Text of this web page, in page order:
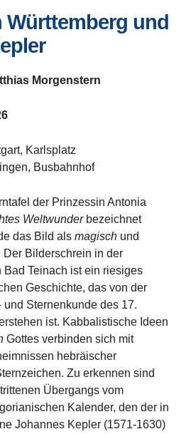
Württemberg und
Morgenstern
Karlsplatz
Busbahnhof
der Prinzessin Antonia
Weltwunderbezeichnet
das Bild als magisch und
Der Bilderschrein in der
Teinach ist ein riesiges
Geschichte, das von der
Sternenkunde des 17.
ist. Kabbalistische Ideen
Gottes verbinden sich mit
hebräischer
Zu erkennen sind
Übergangs vom
Kalender, den der in
Johannes Kepler (1571-1630)